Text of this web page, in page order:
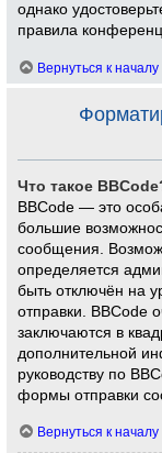
однако
правила
Вернуться к началу
Что такое
BBCode — это
большие
сообщения.
определяется
быть отключён на
отправки. BBCode
заключаются в
дополнительной
руководству по
формы отправки
Вернуться к началу